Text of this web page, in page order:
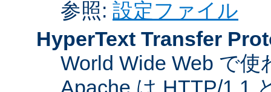
参照: 設定ファイル
HyperText Transfer
World Wide Web で
Apache は HTTP/1.1